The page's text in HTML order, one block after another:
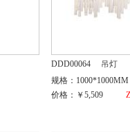
DDD00064
吊灯
规格：1000*1000MM
价格：￥5,509